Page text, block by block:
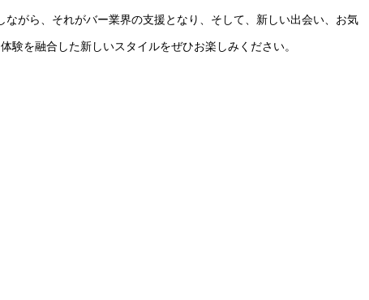
がら、それがバー業界の支援となり、そして、新しい出会い、お気
を融合した新しいスタイルをぜひお楽しみください。